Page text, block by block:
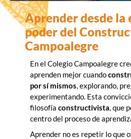
Aprender desde la
poder del
Campoalegre
En el Colegio Campoalegre
aprenden mejor cuando
por sí mismos, explorando,
experimentando. Esta
filosofía constructivista, que
centro del proceso de
Aprender no es repetir lo que